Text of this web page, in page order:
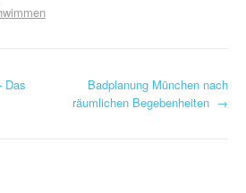
Das
Badplanung München nach
räumlichen Begebenheiten →